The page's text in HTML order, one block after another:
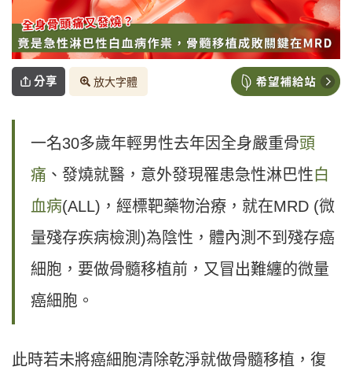
分享 放大字體
一名30多歲年輕男性去年因全身嚴重骨頭
痛 、發燒就醫，意外發現罹患急性淋巴性白
血病(ALL)，經標靶藥物治療，就在MRD (微
量殘存疾病檢測)為陰性，體內測不到殘存癌
細胞，要做骨髓移植前，又冒出難纏的微量
癌細胞。
此時若未將癌細胞清除乾淨就做骨髓移植，復